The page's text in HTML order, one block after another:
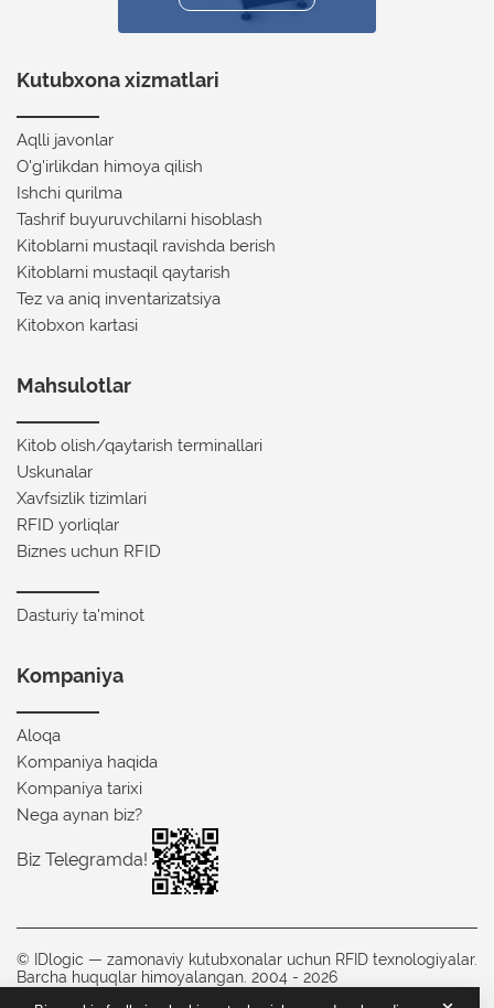
Kutubxona xizmatlari
Aqlli javonlar
O'g'irlikdan himoya qilish
Ishchi qurilma
Tashrif buyuruvchilarni hisoblash
Kitoblarni mustaqil ravishda berish
Kitoblarni mustaqil qaytarish
Tez va aniq inventarizatsiya
Kitobxon kartasi
Mahsulotlar
Kitob olish/qaytarish terminallari
Uskunalar
Xavfsizlik tizimlari
RFID yorliqlar
Biznes uchun RFID
Dasturiy ta'minot
Kompaniya
Aloqa
Kompaniya haqida
Kompaniya tarixi
Nega aynan biz?
Biz Telegramda!
© IDlogic — zamonaviy kutubxonalar uchun RFID texnologiyalar.
Barcha huquqlar himoyalangan. 2004 - 2026